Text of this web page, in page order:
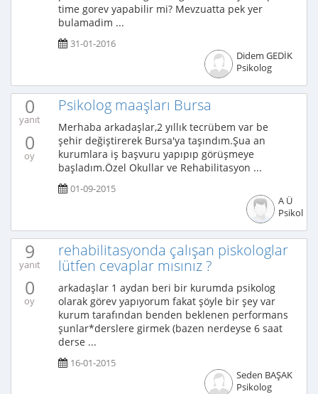
time gorev yapabilir mi? Mevzuatta pek yer
bulamadim ...
31-01-2016
Didem GEDİK
Psikolog
0
yanıt
0
oy
Psikolog maaşları Bursa
Merhaba arkadaşlar,2 yıllık tecrübem var be
şehir değiştirerek Bursa'ya taşındım.Şua an
kurumlara iş başvuru yapıpıp görüşmeye
başladım.Özel Okullar ve Rehabilitasyon ...
01-09-2015
A Ü
Psikolog
9
yanıt
0
oy
rehabilitasyonda çalışan piskologlar
lütfen cevaplar mısınız ?
arkadaşlar 1 aydan beri bir kurumda psikolog
olarak görev yapıyorum fakat şöyle bir şey var
kurum tarafından benden beklenen performans
şunlar*derslere girmek (bazen nerdeyse 6 saat
derse ...
16-01-2015
Seden BAŞAK
Psikolog